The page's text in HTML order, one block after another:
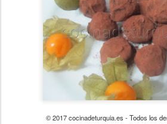
© 2017 cocinadeturquia.es - Todos los